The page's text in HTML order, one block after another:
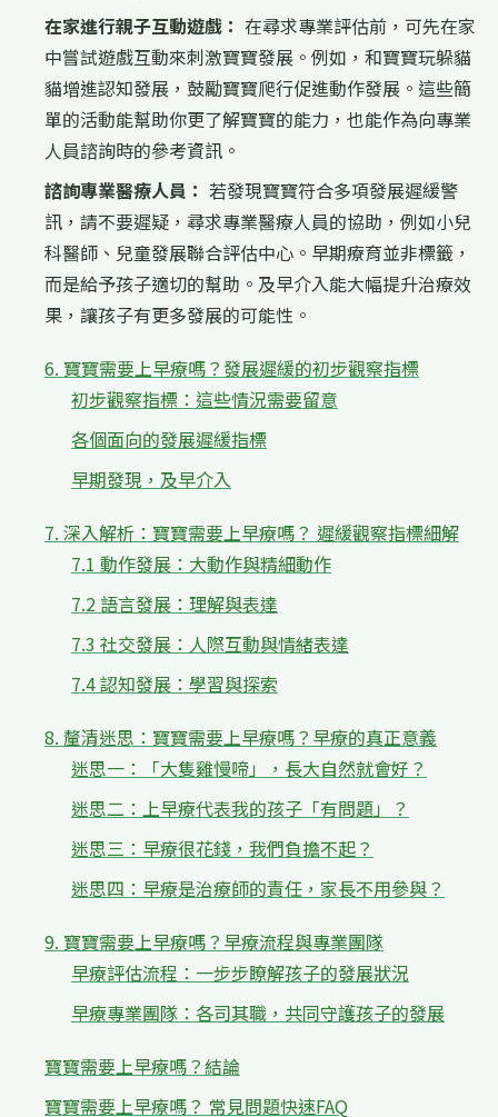
在家進行親子互動遊戲： 在尋求專業評估前，可先在家
中嘗試遊戲互動來刺激寶寶發展。例如，和寶寶玩躲貓
貓增進認知發展，鼓勵寶寶爬行促進動作發展。這些簡
單的活動能幫助你更了解寶寶的能力，也能作為向專業
人員諮詢時的參考資訊。
諮詢專業醫療人員： 若發現寶寶符合多項發展遲緩警
訊，請不要遲疑，尋求專業醫療人員的協助，例如小兒
科醫師、兒童發展聯合評估中心。早期療育並非標籤，
而是給予孩子適切的幫助。及早介入能大幅提升治療效
果，讓孩子有更多發展的可能性。
6. 寶寶需要上早療嗎？發展遲緩的初步觀察指標
初步觀察指標：這些情況需要留意
各個面向的發展遲緩指標
早期發現，及早介入
7. 深入解析：寶寶需要上早療嗎？ 遲緩觀察指標細解
7.1 動作發展：大動作與精細動作
7.2 語言發展：理解與表達
7.3 社交發展：人際互動與情緒表達
7.4 認知發展：學習與探索
8. 釐清迷思：寶寶需要上早療嗎？早療的真正意義
迷思一：「大隻雞慢啼」，長大自然就會好？
迷思二：上早療代表我的孩子「有問題」？
迷思三：早療很花錢，我們負擔不起？
迷思四：早療是治療師的責任，家長不用參與？
9. 寶寶需要上早療嗎？早療流程與專業團隊
早療評估流程：一步步瞭解孩子的發展狀況
早療專業團隊：各司其職，共同守護孩子的發展
寶寶需要上早療嗎？結論
寶寶需要上早療嗎？ 常見問題快速FAQ